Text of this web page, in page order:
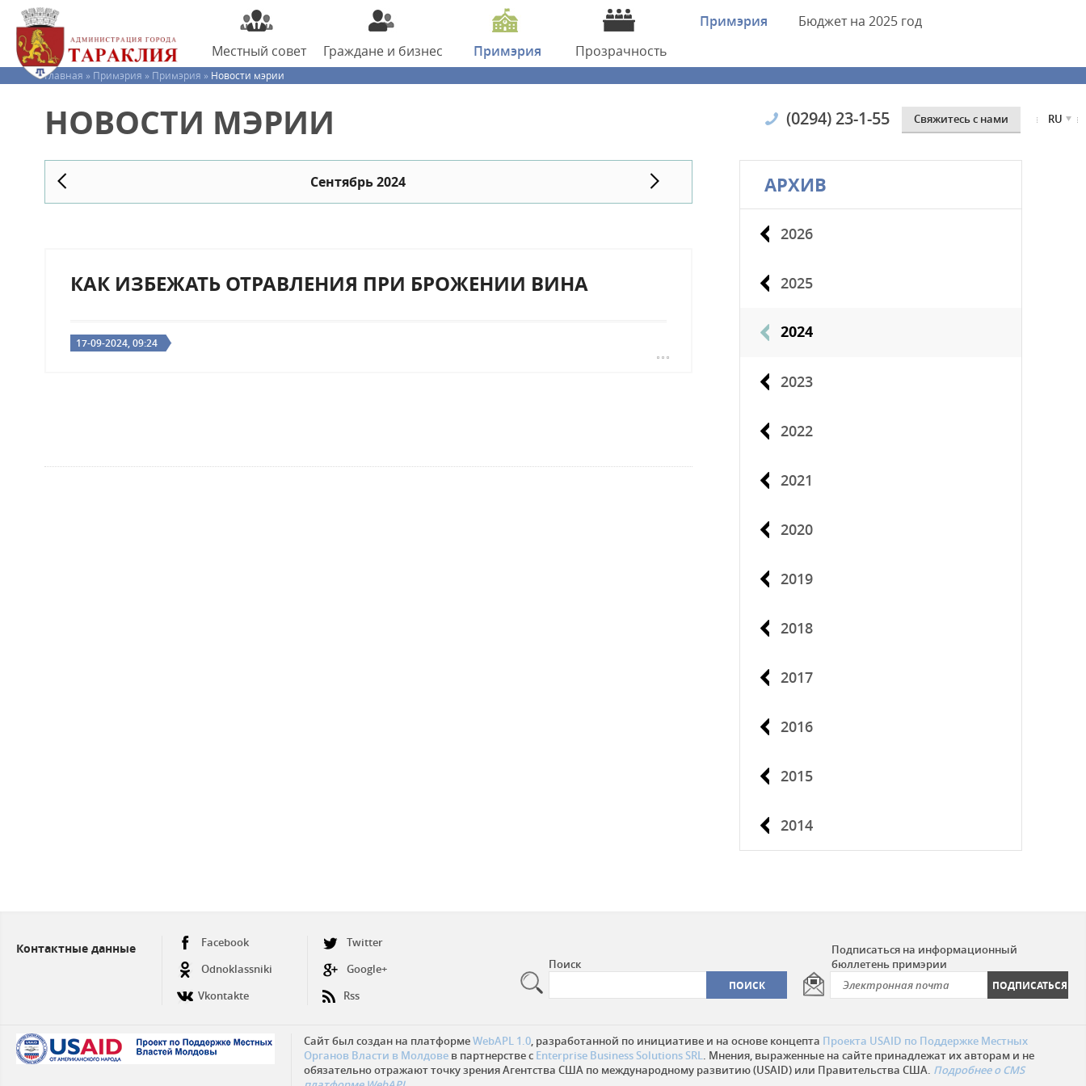
Местный совет Граждане и бизнес Примэрия Прозрачность
Примэрия Бюджетна 2025 год
(0294) 23-1-55 Cвяжитесь с нами RU
Главная » Примэрия » Примэрия » Новости мэрии
НОВОСТИ МЭРИИ
АРХИВ
2026
2025
2024
2023
2022
2021
2020
2019
2018
2017
2016
2015
2014
Сентябрь 2024
КАК ИЗБЕЖАТЬ ОТРАВЛЕНИЯ ПРИ БРОЖЕНИИ ВИНА
17-09-2024, 09:24
Контактные данные
Facebook
Odnoklassniki
Vkontakte
Twitter
Google+
Rss
Поиск
Подписаться на информационный
бюллетень примэрии
Сайт был создан на платформеWebAPL 1.0, разработанной по инициативе и на основе концепта Проекта USAID по Поддержке Местных
Органов Власти в Молдове в партнерстве с Enterprise Business Solutions SRL. Мнения, выраженные на сайте принадлежат их авторам и не
обязательно отражают точку зрения Агентства США по международному развитию (USAID) или Правительства США. Подробнее о CMS